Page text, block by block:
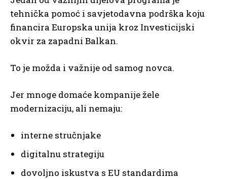
tehnička pomoć i savjetodavna podrška koju
financira Europska unija kroz Investicijski
okvir za zapadni Balkan.
To je možda i važnije od samog novca.
Jer mnoge domaće kompanije žele
modernizaciju, ali nemaju:
interne stručnjake
digitalnu strategiju
dovoljno iskustva s EU standardima